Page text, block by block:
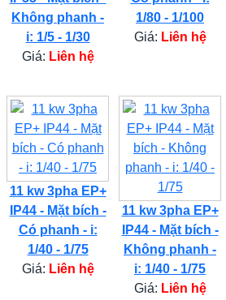
Không phanh -
i: 1/5 - 1/30
Giá: Liên hệ
1/80 - 1/100
Giá: Liên hệ
11 kw 3pha EP+
IP44 - Mặt bích -
Có phanh - i:
1/40 - 1/75
Giá: Liên hệ
11 kw 3pha EP+
IP44 - Mặt bích -
Không phanh -
i: 1/40 - 1/75
Giá: Liên hệ